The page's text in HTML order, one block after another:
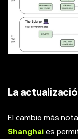
La
El cambio más
Shanghai es